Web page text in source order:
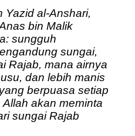
Yazid al-Anshari,
bin Malik
sungguh
sungai,
Rajab, mana airnya
dan lebih manis
berpuasa setiap
akan meminta
sungai Rajab